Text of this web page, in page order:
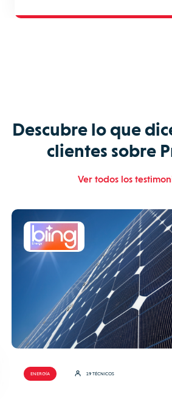
Descubre lo que
clientes sobre
Ver todos los
ENERGÍA 19 TÉCNICOS